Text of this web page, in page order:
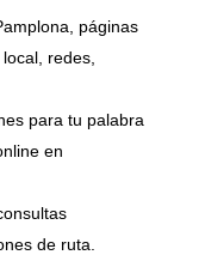
páginas
redes,
para tu palabra
en
de ruta.